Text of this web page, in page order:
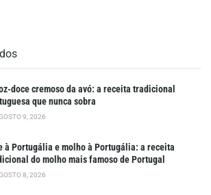
doce cremoso da avó: a receita tradicional
que nunca sobra
9, 2026
à Portugália e molho à Portugália: a receita
do molho mais famoso de Portugal
8, 2026